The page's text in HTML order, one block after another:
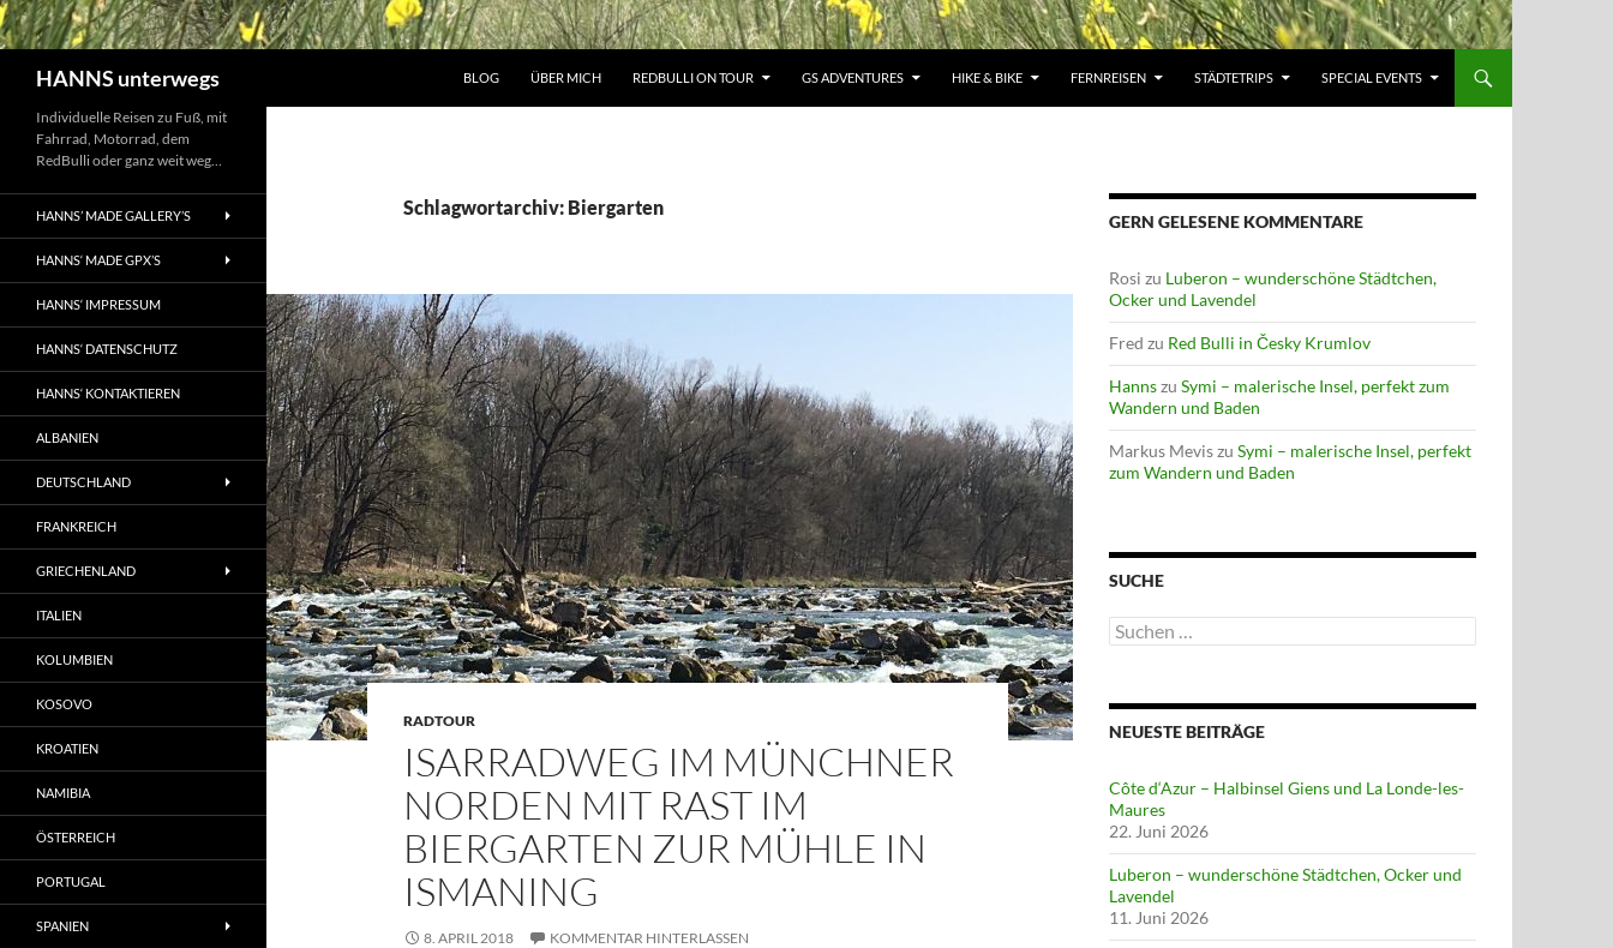
HANNS unterwegs BLOG ÜBER MICH REDBULLI ON TOUR GS ADVENTURES HIKE & BIKE FERNREISEN STÄDTETRIPS SPECIAL EVENTS
Schlagwortarchiv: Biergarten
RADTOUR
ISARRADWEG IM MÜNCHNER
NORDEN MIT RAST IM
BIERGARTEN ZUR MÜHLE IN
ISMANING
8. APRIL 2018 KOMMENTAR HINTERLASSEN
GERN GELESENE KOMMENTARE
Rosi zu Luberon – wunderschöne Städtchen,
Ocker und Lavendel
Fred zu Red Bulli in Česky Krumlov
Hannszu Symi – malerische Insel, perfekt zum
Wandern und Baden
Markus Meviszu Symi – malerische Insel, perfekt
zum Wandern und Baden
SUCHE
Suchen
nach:
NEUESTE BEITRÄGE
Côte d‘Azur – Halbinsel Giens und La Londe-les-
Maures
22. Juni 2026
Luberon – wunderschöne Städtchen, Ocker und
Lavendel
11. Juni 2026
Individuelle Reisen zu Fuß, mit
Fahrrad, Motorrad, dem
RedBulli oder ganz weit weg…
HANNS’ MADE GALLERY’S
HANNS‘ MADE GPX’S
HANNS‘ IMPRESSUM
HANNS‘ DATENSCHUTZ
HANNS‘ KONTAKTIEREN
ALBANIEN
DEUTSCHLAND
FRANKREICH
GRIECHENLAND
ITALIEN
KOLUMBIEN
KOSOVO
KROATIEN
NAMIBIA
ÖSTERREICH
PORTUGAL
SPANIEN